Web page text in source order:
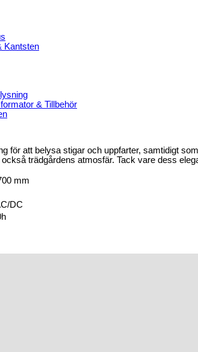
Kantsten
& Tillbehör
för att belysa stigar och uppfarter, samtidigt
trädgårdens atmosfär. Tack vare dess
mm
DC